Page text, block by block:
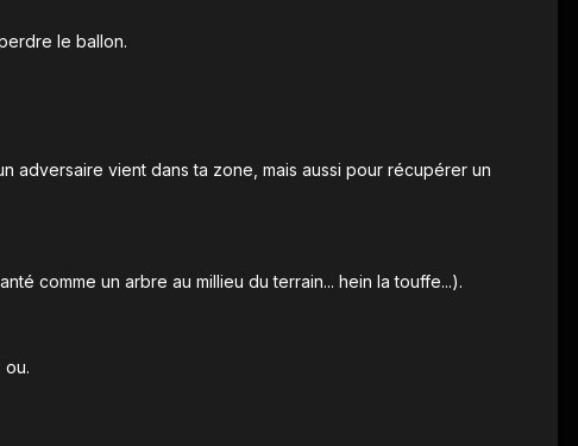
le ballon.
adversaire vient dans ta zone, mais aussi pour récupérer un
comme un arbre au millieu du terrain... hein la touffe...).
ou.